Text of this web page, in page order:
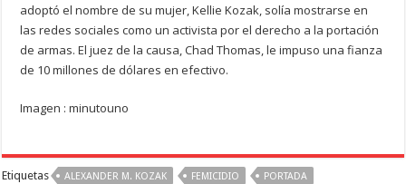
adoptó el nombre de su mujer, Kellie Kozak, solía mostrarse en
las redes sociales como un activista por el derecho a la portación
de armas. El juez de la causa, Chad Thomas, le impuso una fianza
de 10 millones de dólares en efectivo.
Imagen : minutouno
Etiquetas ALEXANDER M. KOZAK FEMICIDIO PORTADA